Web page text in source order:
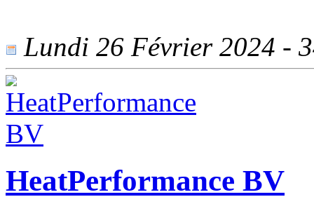
Lundi 26 Février 2024 -
HeatPerformance BV